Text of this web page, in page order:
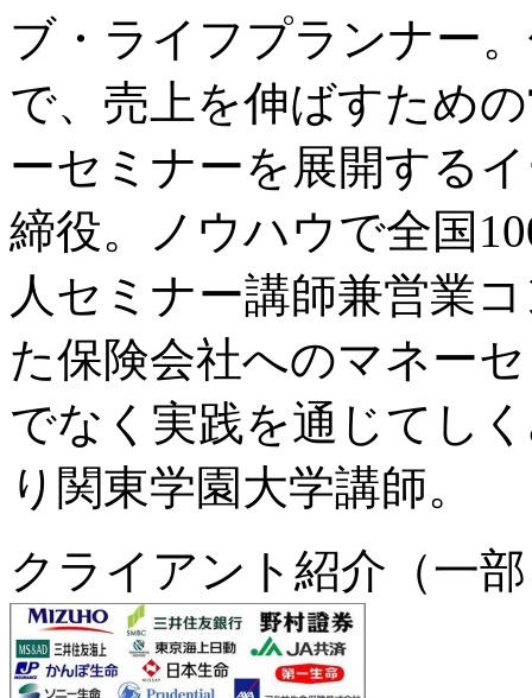
ブ・ライフプランナー
で、売上を伸ばすため
ーセミナーを展開する
締役。ノウハウで全国
人セミナー講師兼営業
た保険会社へのマネー
でなく実践を通じてし
り関東学園大学講師。
クライアント紹介（一